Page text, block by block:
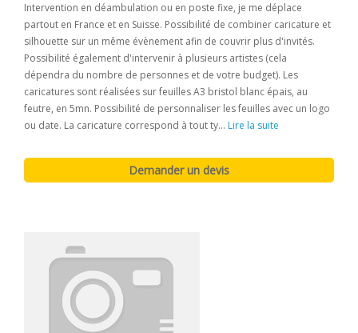
Intervention en déambulation ou en poste fixe, je me déplace
partout en France et en Suisse. Possibilité de combiner caricature et
silhouette sur un même évènement afin de couvrir plus d'invités.
Possibilité également d'intervenir à plusieurs artistes (cela
dépendra du nombre de personnes et de votre budget). Les
caricatures sont réalisées sur feuilles A3 bristol blanc épais, au
feutre, en 5mn. Possibilité de personnaliser les feuilles avec un logo
ou date. La caricature correspond à tout ty... Lire la suite